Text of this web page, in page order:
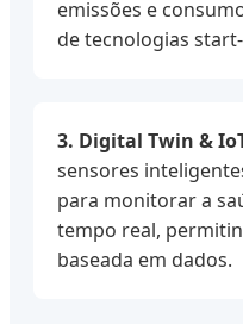
emissões e
de tecnologias
3. Digital Twin &
sensores
para monitorar a
tempo real,
baseada em dados.